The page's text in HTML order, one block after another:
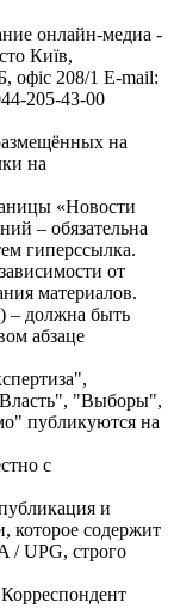
онлайн-медиа -
Київ,
208/1 E-mail:
205-43-00
на
на
«Новости
– обязательна
гиперссылка.
от
материалов.
– должна быть
абзаце
"Выборы",
публикуются на
с
и
которое содержит
/ UPG, строго